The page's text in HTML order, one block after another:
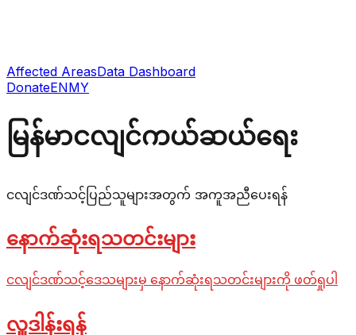
Affected AreasData Dashboard
DonateENMY
မြန်မာငလျင်ကယ်ဆယ်ရေး
ငလျင်ဒဏ်သင့်ပြည်သူများအတွက် အကူအညီပေးရန်
နောက်ဆုံးရသတင်းများ
ငလျင်ဒဏ်သင့်ဒေသများမှ နောက်ဆုံးရသတင်းများကို ဖတ်ရှုပါ
လှူဒါန်းရန်